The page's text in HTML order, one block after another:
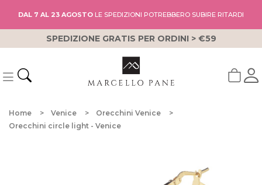
DAL 7 AL 23 AGOSTO LE SPEDIZIONI POTREBBERO SUBIRE RITARDI
SPEDIZIONE GRATIS PER ORDINI > €59
Home Venice
Orecchini Venice
Orecchini circle light - Venice